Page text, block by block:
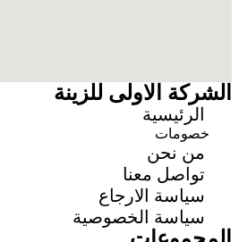
الشركة الاولى للزينة
الرئيسية
خصومات
من نحن
تواصل معنا
سياسة الارجاع
سياسة الخصوصية